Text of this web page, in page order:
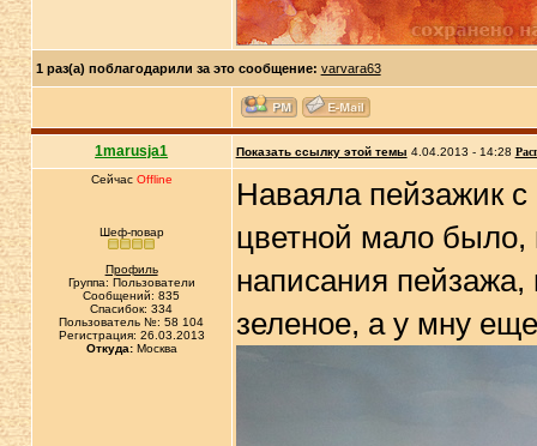
1 раз(а) поблагодарили за это сообщение: varvara63
1marusja1 Показать ссылку этой темы 4.04.2013 - 14:28
Сейчас Offline
Шеф-повар
Профиль
Группа: Пользователи
Сообщений: 835
Спасибок: 334
Пользователь №: 58 104
Регистрация: 26.03.2013
Откуда:Москва
Наваяла пейзажик с
цветной мало было,
написания пейзажа,
зеленое, а у мну